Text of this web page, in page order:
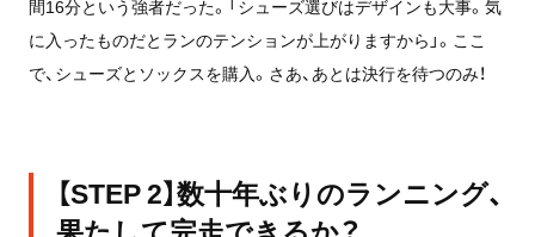
間16分という強者だった。「シューズ選びはデザインも大事。気
に入ったものだとランのテンションが上がりますから」。ここ
で、シューズとソックスを購入。さあ、あとは決行を待つのみ！
【STEP 2】数十年ぶりのランニング、